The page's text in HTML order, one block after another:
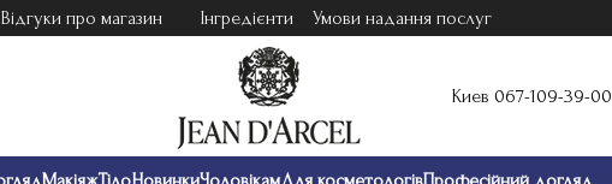
Відгуки про магазин Інгредієнти Умови надання послуг
Киев 067-109-39-00